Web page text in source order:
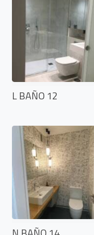
L BAÑO 12